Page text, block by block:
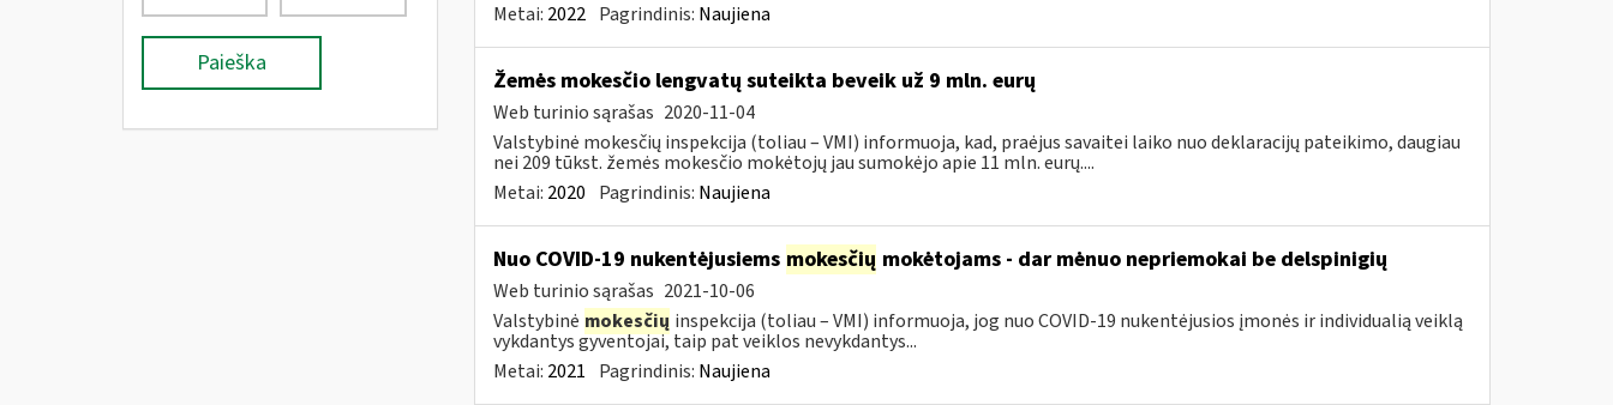
Paieška
Metai: 2022 Pagrindinis: Naujiena
Žemės mokesčio lengvatų suteikta beveik už 9 mln. eurų
Web turinio sąrašas 2020-11-04
Valstybinė mokesčių inspekcija (toliau – VMI) informuoja, kad, praėjus savaitei laiko nuo deklaracijų pateikimo, daugiau
nei 209 tūkst. žemės mokesčio mokėtojų jau sumokėjo apie 11 mln. eurų....
Metai: 2020 Pagrindinis: Naujiena
Nuo COVID-19 nukentėjusiems mokesčių mokėtojams - dar mėnuo nepriemokai be delspinigių
Web turinio sąrašas 2021-10-06
Valstybinė mokesčių inspekcija (toliau – VMI) informuoja, jog nuo COVID-19 nukentėjusios įmonės ir individualią veiklą
vykdantys gyventojai, taip pat veiklos nevykdantys...
Metai: 2021 Pagrindinis: Naujiena